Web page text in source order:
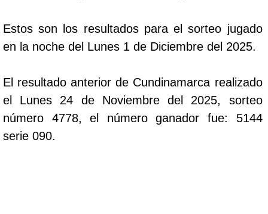
Estos son los resultados para el sorteo jugado
en la noche del Lunes 1 de Diciembre del 2025.
El resultado anterior de Cundinamarca realizado
el Lunes 24 de Noviembre del 2025, sorteo
número 4778, el número ganador fue: 5144
serie 090.